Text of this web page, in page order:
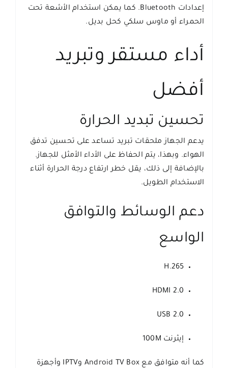
إعدادات Bluetooth. كما يمكن استخدام الأشعة تحت
الحمراء أو ماوس سلكي كحل بديل.
أداء مستقر وتبريد
أفضل
تحسين تبديد الحرارة
يدعم الجهاز ملحقات تبريد تساعد على تحسين تدفق
الهواء. وبهذا، يتم الحفاظ على الأداء الأمثل للجهاز.
بالإضافة إلى ذلك، يقل خطر ارتفاع درجة الحرارة أثناء
الاستخدام الطويل.
دعم الوسائط والتوافق
الواسع
H.265
HDMI 2.0
USB 2.0
إيثرنت 100M
كما أنه متوافق مع Android TV Box وIPTV وأجهزة